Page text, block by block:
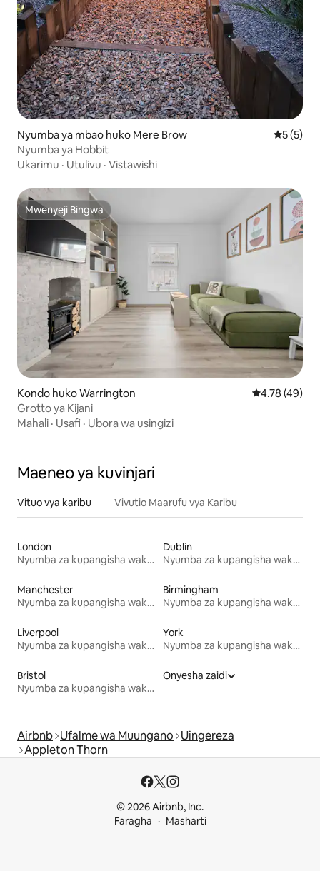
Nyumba ya mbao huko Mere Brow
5 (5)
Nyumba ya Hobbit
Ukarimu · Utulivu · Vistawishi
Mwenyeji Bingwa
Mwenyeji Bingwa
Kondo huko Warrington Ukadiriaji wa
4.78 (49)
Grotto ya Kijani
Mahali · Usafi · Ubora wa usingizi
Maeneo ya kuvinjari
Vituo vya karibu Vivutio Maarufu vya Karibu
London
Nyumba za kupangisha wakati wa likizo
Dublin
Nyumba za kupangisha wakati wa likizo
Manchester
Nyumba za kupangisha wakati wa likizo
Birmingham
Nyumba za kupangisha wakati wa likizo
Liverpool
Nyumba za kupangisha wakati wa likizo
York
Nyumba za kupangisha wakati wa likizo
Bristol
Nyumba za kupangisha wakati wa likizo
Onyesha zaidi
Airbnb Ufalme wa Muungano Uingereza
Appleton Thorn
© 2026 Airbnb, Inc.
Faragha
Masharti